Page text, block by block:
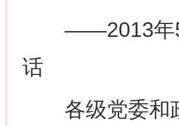
——2013年5
话
各级党委和政